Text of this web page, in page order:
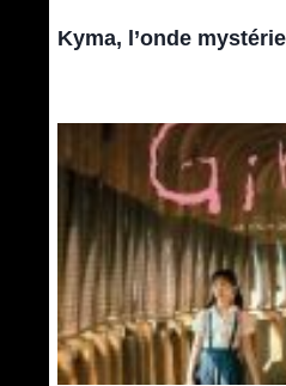
Kyma, l’onde